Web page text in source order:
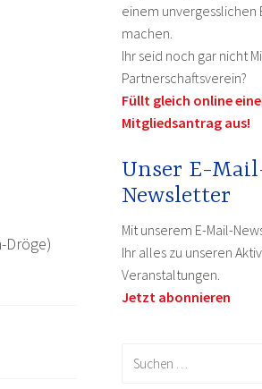
Dröge)
einem unvergesslichen
machen.
Ihr seid noch gar nicht
Partnerschaftsverein?
Füllt gleich online
Mitgliedsantrag aus!
Unser E-
Newsletter
Mit unserem E-Mail-
Ihr alles zu unseren
Veranstaltungen.
Jetzt abonnieren